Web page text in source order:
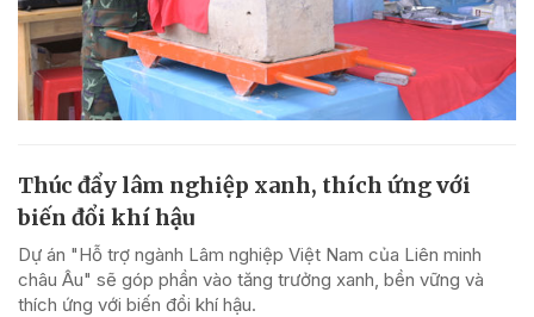
Thúc đẩy lâm nghiệp xanh, thích ứng với
biến đổi khí hậu
Dự án "Hỗ trợ ngành Lâm nghiệp Việt Nam của Liên minh
châu Âu" sẽ góp phần vào tăng trưởng xanh, bền vững và
thích ứng với biến đổi khí hậu.